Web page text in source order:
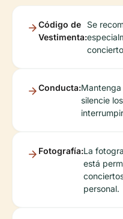
Código de
Vestimenta:
Se
Conducta:Mantenga
silencie
Fotografía:La
está
personal.